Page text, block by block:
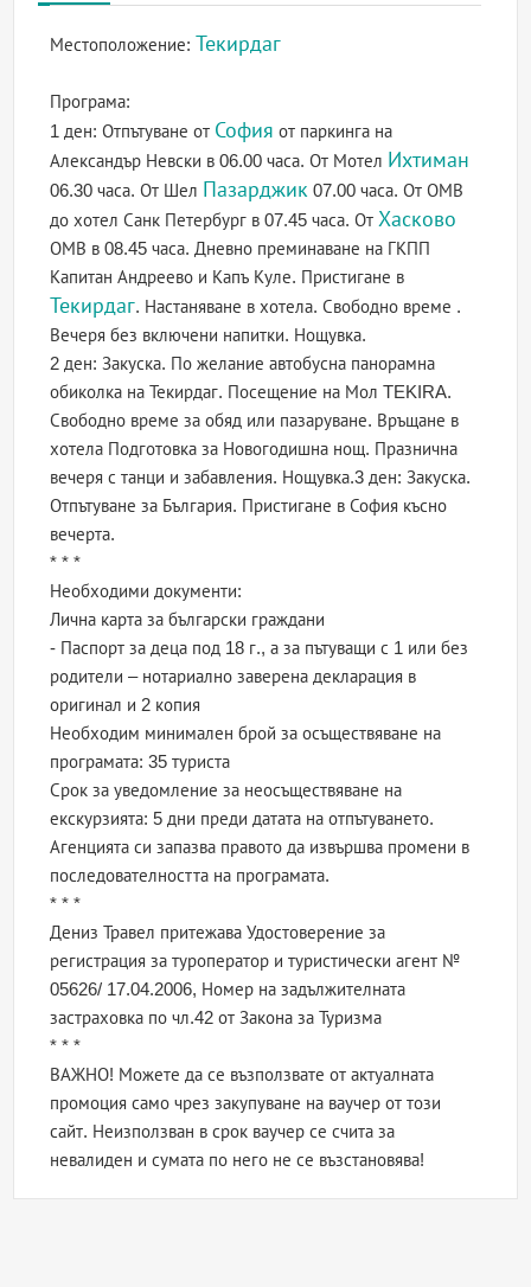
Местоположение: Текирдаг
Програма:
1 ден: Отпътуване от София от паркинга на
Александър Невски в 06.00 часа. От Мотел Ихтиман
06.30 часа. От Шел Пазарджик 07.00 часа. От ОМВ
до хотел Санк Петербург в 07.45 часа. От Хасково
ОМВ в 08.45 часа. Дневно преминаване на ГКПП
Капитан Андреево и Капъ Куле. Пристигане в
Текирдаг. Настаняване в хотела. Свободно време .
Вечеря без включени напитки. Нощувка.
2 ден: Закуска. По желание автобусна панорамна
обиколка на Текирдаг. Посещение на Мол TEKIRA.
Свободно време за обяд или пазаруване. Връщане в
хотела Подготовка за Новогодишна нощ. Празнична
вечеря с танци и забавления. Нощувка.3 ден: Закуска.
Отпътуване за България. Пристигане в София късно
вечерта.
* * *
Необходими документи:
Лична карта за български граждани
- Паспорт за деца под 18 г., а за пътуващи с 1 или без
родители – нотариално заверена декларация в
оригинал и 2 копия
Необходим минимален брой за осъществяване на
програмата: 35 туриста
Срок за уведомление за неосъществяване на
екскурзията: 5 дни преди датата на отпътуването.
Агенцията си запазва правото да извършва промени в
последователността на програмата.
* * *
Дениз Травел притежава Удостоверение за
регистрация за туроператор и туристически агент №
05626/ 17.04.2006, Номер на задължителната
застраховка по чл.42 от Закона за Туризма
* * *
ВАЖНО! Можете да се възползвате от актуалната
промоция само чрез закупуване на ваучер от този
сайт. Неизползван в срок ваучер се счита за
невалиден и сумата по него не се възстановява!